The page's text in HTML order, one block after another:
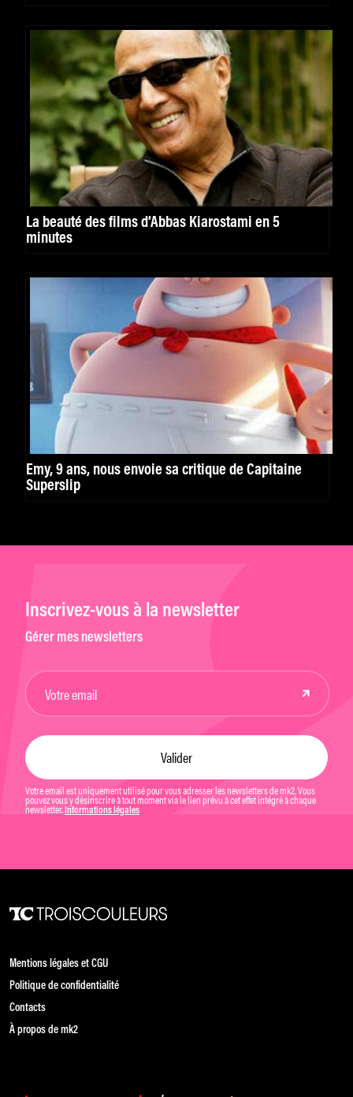
La beauté des films d’Abbas Kiarostami en 5
minutes
Emy, 9 ans, nous envoie sa critique de Capitaine
Superslip
Inscrivez-vous à la newsletter
Gérer mes newsletters
Votre email est uniquement utilisé pour vous adresser les newsletters de mk2. Vous
pouvez vous y désinscrire à tout moment via le lien prévu à cet effet intégré à chaque
newsletter. Informations légales
Mentions légales et CGU
Politique de confidentialité
Contacts
À propos de mk2